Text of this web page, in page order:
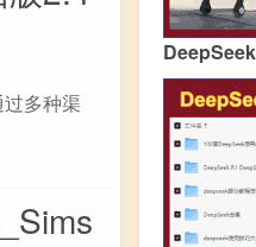
多种渠